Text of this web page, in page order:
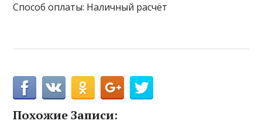
Способ оплаты: Наличный расчёт
Похожие Записи: